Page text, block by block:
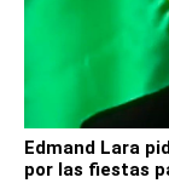
Edmand Lara
por las fiestas